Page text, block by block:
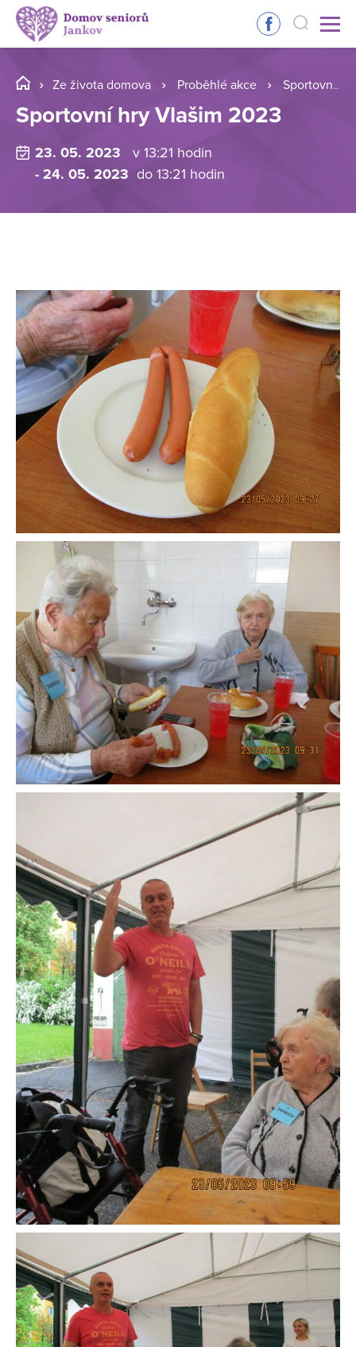
Ze života domova Proběhlé akce Sportovní hry Vlašim 2023
Sportovní hry Vlašim 2023
23. 05. 2023
v 13:21 hodin
- 24. 05. 2023 do 13:21 hodin